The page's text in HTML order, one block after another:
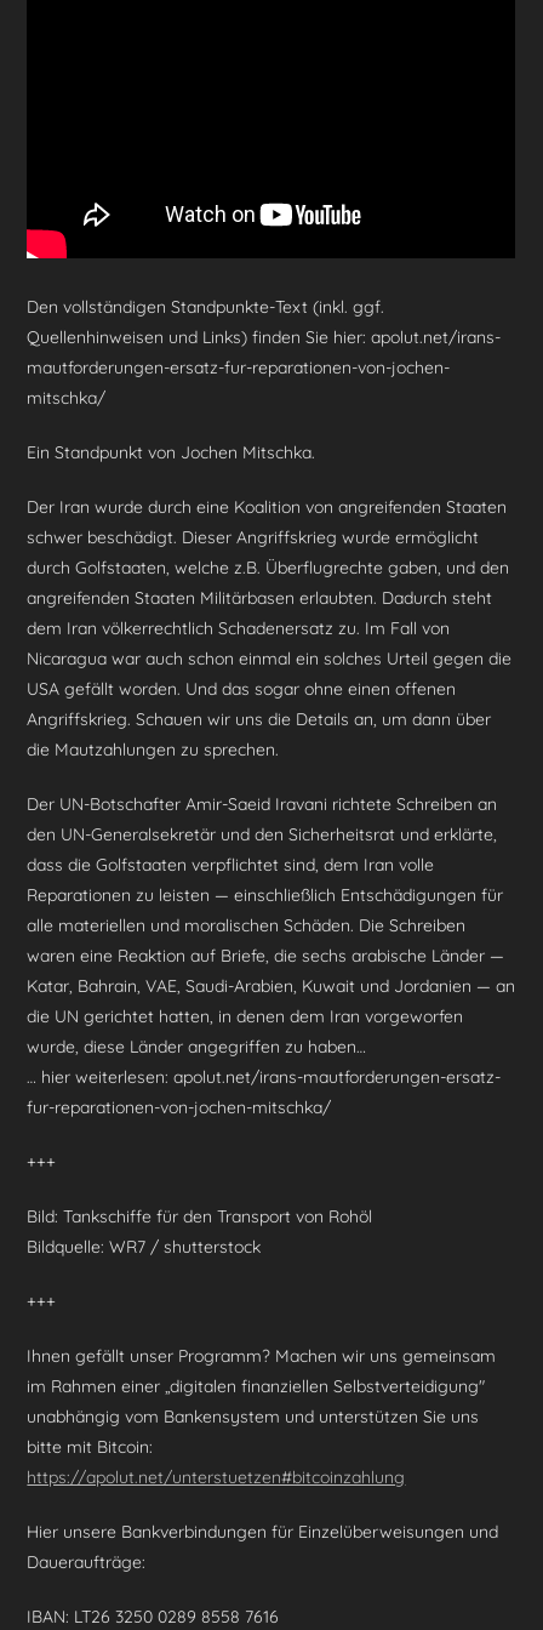
Den vollständigen Standpunkte-Text (inkl. ggf.
Quellenhinweisen und Links) finden Sie hier: apolut.net/irans-
mautforderungen-ersatz-fur-reparationen-von-jochen-
mitschka/
Ein Standpunkt von Jochen Mitschka.
Der Iran wurde durch eine Koalition von angreifenden Staaten
schwer beschädigt. Dieser Angriffskrieg wurde ermöglicht
durch Golfstaaten, welche z.B. Überflugrechte gaben, und den
angreifenden Staaten Militärbasen erlaubten. Dadurch steht
dem Iran völkerrechtlich Schadenersatz zu. Im Fall von
Nicaragua war auch schon einmal ein solches Urteil gegen die
USA gefällt worden. Und das sogar ohne einen offenen
Angriffskrieg. Schauen wir uns die Details an, um dann über
die Mautzahlungen zu sprechen.
Der UN-Botschafter Amir-Saeid Iravani richtete Schreiben an
den UN-Generalsekretär und den Sicherheitsrat und erklärte,
dass die Golfstaaten verpflichtet sind, dem Iran volle
Reparationen zu leisten — einschließlich Entschädigungen für
alle materiellen und moralischen Schäden. Die Schreiben
waren eine Reaktion auf Briefe, die sechs arabische Länder —
Katar, Bahrain, VAE, Saudi-Arabien, Kuwait und Jordanien — an
die UN gerichtet hatten, in denen dem Iran vorgeworfen
wurde, diese Länder angegriffen zu haben…
… hier weiterlesen: apolut.net/irans-mautforderungen-ersatz-
fur-reparationen-von-jochen-mitschka/
+++
Bild: Tankschiffe für den Transport von Rohöl
Bildquelle: WR7 / shutterstock
+++
Ihnen gefällt unser Programm? Machen wir uns gemeinsam
im Rahmen einer „digitalen finanziellen Selbstverteidigung"
unabhängig vom Bankensystem und unterstützen Sie uns
bitte mit Bitcoin:
https://apolut.net/unterstuetzen#bitcoinzahlung
Hier unsere Bankverbindungen für Einzelüberweisungen und
Daueraufträge:
IBAN: LT26 3250 0289 8558 7616